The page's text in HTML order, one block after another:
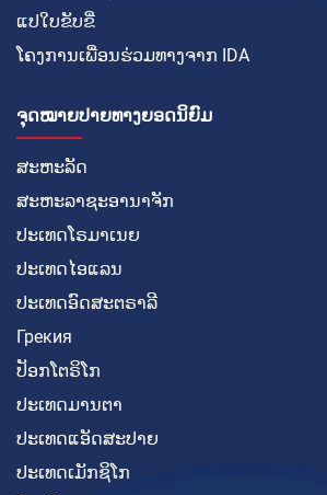
ແປໃບຂັບຂີ່
ໂຄງການເພື່ອນຮ່ວມທາງຈາກ IDA
ຈຸດໝາຍປາຍທາງຍອດນິຍົມ
ສະຫະລັດ
ສະຫະລາຊະອານາຈັກ
ປະເທດໂຣມາເນຍ
ປະເທດໄອແລນ
ປະເທດອົດສະຕຣາລີ
Грекия
ປັອກໂຕຣິໂກ
ປະເທດມານຕາ
ປະເທດແອັດສະປາຍ
ປະເທດເມັກຊິໂກ